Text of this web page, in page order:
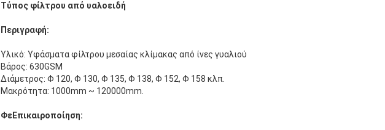
Τύπος φίλτρου από υαλοειδή
Περιγραφή:
Υλικό: Υφάσματα φίλτρου μεσαίας κλίμακας από ίνες γυαλιού
Βάρος: 630GSM
Διάμετρος: Φ 120, Φ 130, Φ 135, Φ 138, Φ 152, Φ 158 κλπ.
Μακρότητα: 1000mm ~ 120000mm.
ΦεΕπικαιροποίηση: